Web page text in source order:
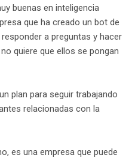
buenas en inteligencia
que ha creado un bot de
a preguntas y hacer
quiere que ellos se pongan
plan para seguir trabajando
relacionadas con la
es una empresa que puede